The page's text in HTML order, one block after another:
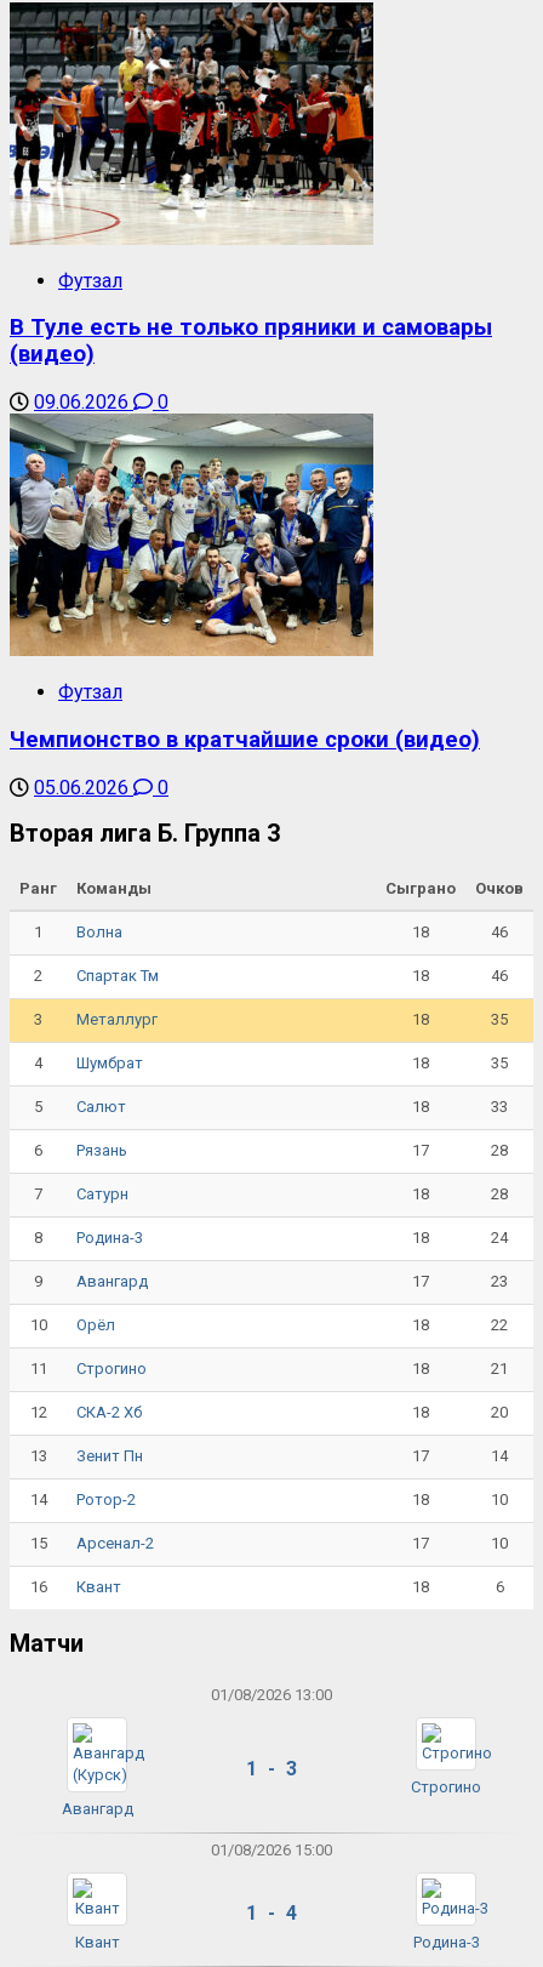
Футзал
В Туле есть не только пряники и самовары
(видео)
09.06.2026 0
Футзал
Чемпионство в кратчайшие сроки (видео)
05.06.2026 0
Вторая лига Б. Группа 3
Ранг Команды Сыграно Очков
1 Волна 18 46
2 Спартак Тм 18 46
3 Металлург 18 35
4 Шумбрат 18 35
5 Салют 18 33
6 Рязань 17 28
7 Сатурн 18 28
8 Родина-3 18 24
9 Авангард 17 23
10 Орёл 18 22
11 Строгино 18 21
12 СКА-2 Хб 18 20
13 Зенит Пн 17 14
14 Ротор-2 18 10
15 Арсенал-2 17 10
16 Квант 18 6
Матчи
01/08/2026 13:00
Авангард
1 - 3
Строгино
01/08/2026 15:00
Квант
1 - 4
Родина-3